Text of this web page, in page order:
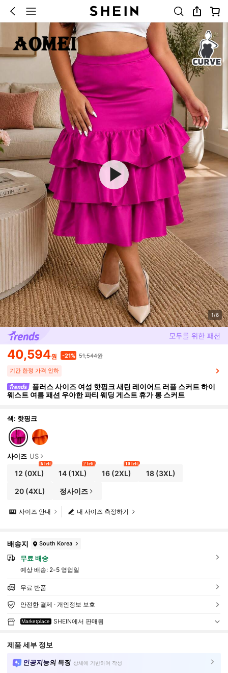
1/6
40,594원 -21% 51,544원
기간 한정 가격 인하
플러스 사이즈 여성 핫핑크 새틴 레이어드 러플 스커트 하이
웨스트 여름 패션 우아한 파티 웨딩 게스트 휴가 롱 스커트
색: 핫핑크
사이즈 US
12 (0XL)
6 left
14 (1XL)
2 left
16(2XL)
10 left
18(3XL)
20(4XL) 정사이즈
내 사이즈 측정하기
사이즈 안내
배송지 South Korea
무료 배송
예상 배송: 2-5 영업일
무료 반품
안전한 결제 · 개인정보 보호
Marketplace SHEIN에서 판매됨
제품 세부 정보
인공지능의 특징 상세에 기반하여 작성